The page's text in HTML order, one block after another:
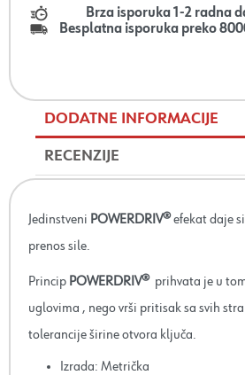
Brza isporuka 1-2 radna
Besplatna isporuka preko
DODATNE INFORMACIJE
RECENZIJE
Jedinstveni POWERDRIV®efekat daje
prenos sile.
Princip POWERDRIV® prihvata je u
uglovima , nego vrši pritisak sa svih
tolerancije širine otvora ključa.
Izrada: Metrička